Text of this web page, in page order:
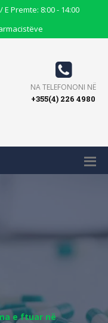
E Premte: 8:00 - 14:00
Phone
Icon
NA TELEFONONI NË
+355(4) 226 4980
e ftuar në